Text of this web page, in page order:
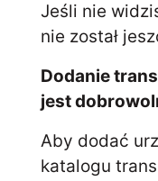
Jeśli nie
nie został
Dodanie
jest
Aby dodać
katalogu